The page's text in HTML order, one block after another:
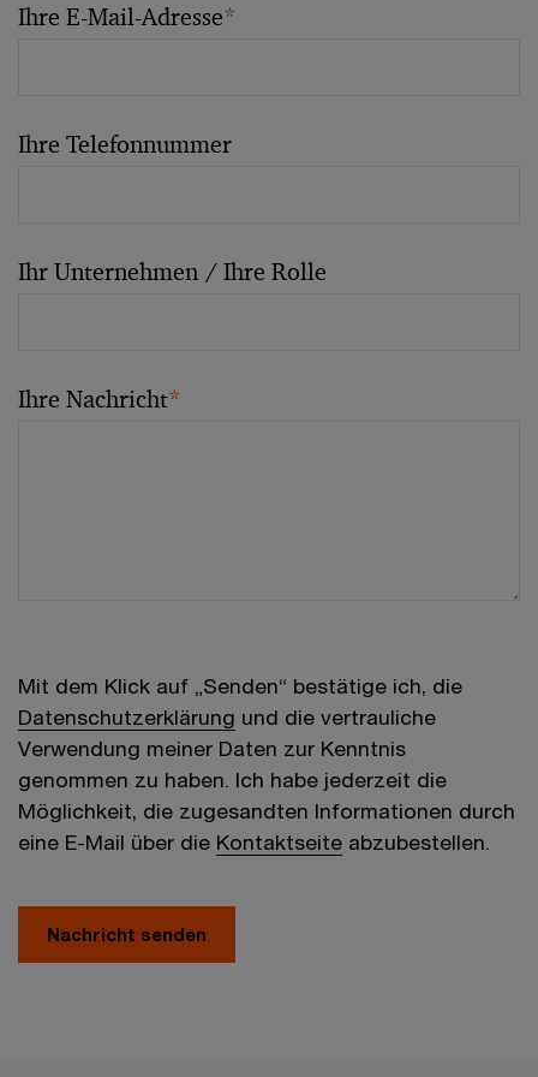
Ihre E-Mail-Adresse*
Ihre Telefonnummer
Ihr Unternehmen / Ihre Rolle
Ihre Nachricht*
Mit dem Klick auf „Senden“ bestätige ich, die
Datenschutzerklärung und die vertrauliche
Verwendung meiner Daten zur Kenntnis
genommen zu haben. Ich habe jederzeit die
Möglichkeit, die zugesandten Informationen durch
eine E-Mail über die Kontaktseite abzubestellen.
Nachricht senden